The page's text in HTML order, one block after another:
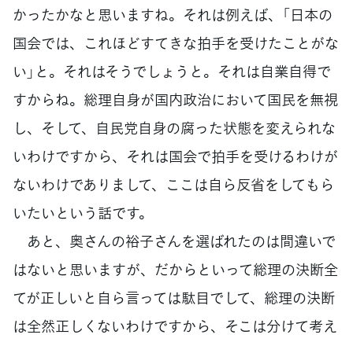
かったかなと思いますね。それは例えば、「日本の
国会では、これほどすてきな拍手を受けたことがな
い」と。それはそうでしょうと。それは自業自得で
すからね。総理自身が国内政治において国民を無視
し、そして、自民党自身の腐った状態を変えられな
いわけですから、それは国会で拍手を受けるわけが
ないわけでありまして、ここは自ら反省をしてもら
いたいという話です。
あと、奥さんの裕子さんを選ばれたのは間違いで
はないと思いますが、だからといって総理の決断全
てが正しいと自ら言っては駄目でして、総理の決断
は全然正しくないわけですから、そこは分けて考え